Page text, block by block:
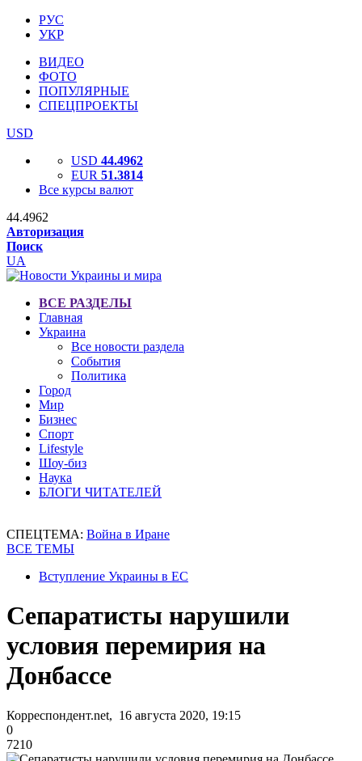
РУС
УКР
ВИДЕО
ФОТО
ПОПУЛЯРНЫЕ
СПЕЦПРОЕКТЫ
USD
USD 44.4962
EUR 51.3814
Все курсы валют
44.4962
Авторизация
Поиск
UA
ВСЕ РАЗДЕЛЫ
Главная
Украина
Все новости раздела
События
Политика
Город
Мир
Бизнес
Спорт
Lifestyle
Шоу-биз
Наука
БЛОГИ ЧИТАТЕЛЕЙ
СПЕЦТЕМА: Война в Иране
ВСЕ ТЕМЫ
Вступление Украины в ЕС
Сепаратисты нарушили
условия перемирия на
Донбассе
Корреспондент.net, 16 августа 2020, 19:15
0
7210